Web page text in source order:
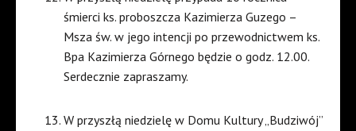
śmierci ks. proboszcza Kazimierza Guzego –
Msza św. w jego intencji po przewodnictwem ks.
Bpa Kazimierza Górnego będzie o godz. 12.00.
Serdecznie zapraszamy.
W przyszłą niedzielę w Domu Kultury „Budziwój”